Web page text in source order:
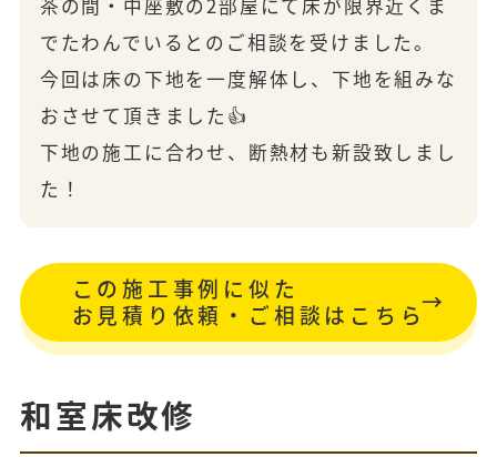
茶の間・中座敷の2部屋にて床が限界近くま
でたわんでいるとのご相談を受けました。
今回は床の下地を一度解体し、下地を組みな
おさせて頂きました👍
下地の施工に合わせ、断熱材も新設致しまし
た！
この施工事例に似た
お見積り依頼・ご相談はこちら
和室床改修